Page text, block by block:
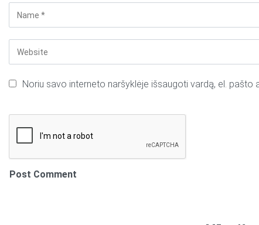
Noriu savo interneto naršyklėje išsaugoti vardą, el.